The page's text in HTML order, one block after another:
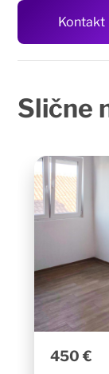
Kontakt
Slične
450 €